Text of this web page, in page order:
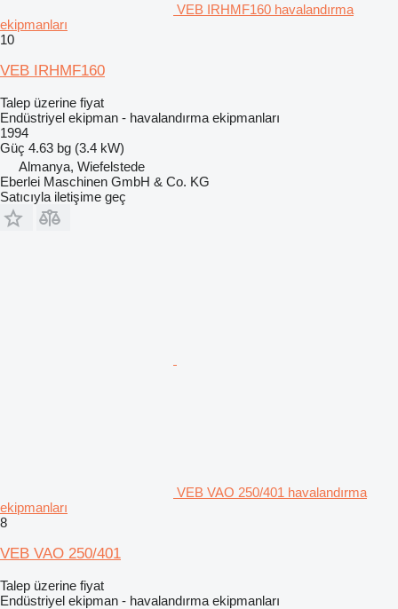
VEB IRHMF160 havalandırma
ekipmanları
10
VEB IRHMF160
Talep üzerine fiyat
Endüstriyel ekipman - havalandırma ekipmanları
1994
Güç 4.63 bg (3.4 kW)
Almanya, Wiefelstede
Eberlei Maschinen GmbH & Co. KG
Satıcıyla iletişime geç
VEB VAO 250/401 havalandırma
ekipmanları
8
VEB VAO 250/401
Talep üzerine fiyat
Endüstriyel ekipman - havalandırma ekipmanları